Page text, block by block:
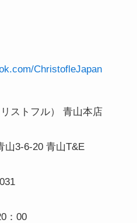
ChristofleJapan
ストフル） 青山本店
山3-6-20 青山T&E
：00